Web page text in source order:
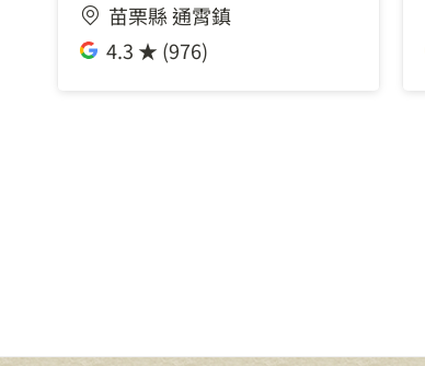
苗栗縣 通霄鎮
4.3 ★ (976)